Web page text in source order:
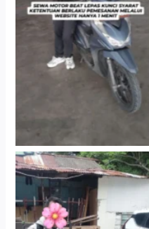
Cityplaza Jatinegara
Gedung Parkir P6A